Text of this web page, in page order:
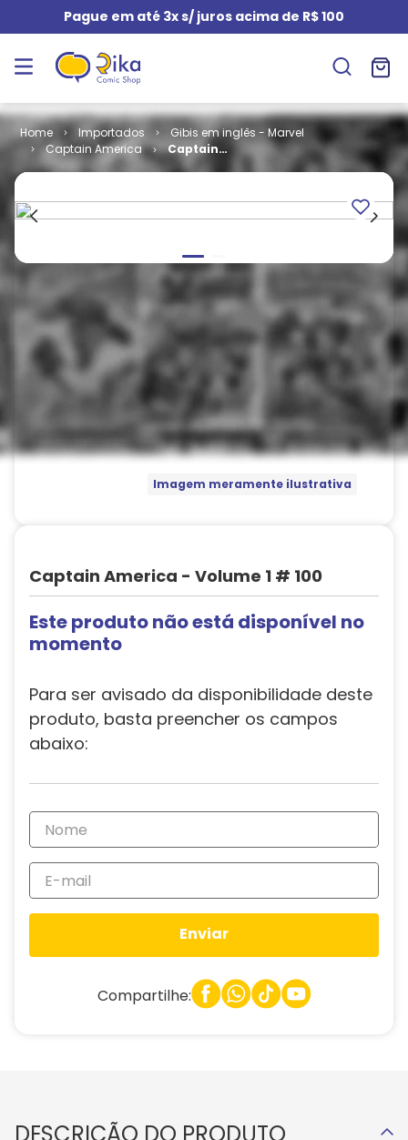
Pague em até 3x s/ juros acima de R$ 100
Importados
Gibis em inglês - Marvel
Captain America
Captain
America -
100
Imagem meramente ilustrativa
Captain America - Volume 1 # 100
Este produto não está disponível no
momento
Para ser avisado da disponibilidade deste
produto, basta preencher os campos
abaixo:
Enviar
Compartilhe: